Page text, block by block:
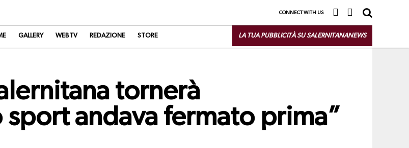
CONNECT WITH US
GALLERY WEBTV REDAZIONE STORE LA TUA PUBBLICITÀ SU SALERNITANANEWS
tornerà
andava fermato prima”